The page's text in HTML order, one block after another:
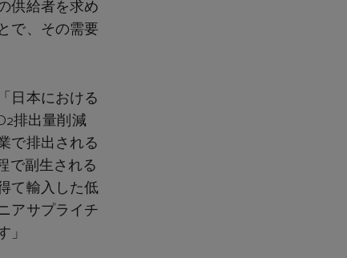
供給者を求め
で、その需要
「日本における
排出量削減
で排出される
で副生される
て輸入した低
アサプライチ
」